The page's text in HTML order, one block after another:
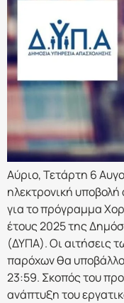
Αύριο, Τετάρτη 6
ηλεκτρονική
για το πρόγραμμα
έτους 2025 της
(ΔΥΠΑ). Οι αιτήσεις
παρόχων θα
23:59. Σκοπός του
ανάπτυξη του